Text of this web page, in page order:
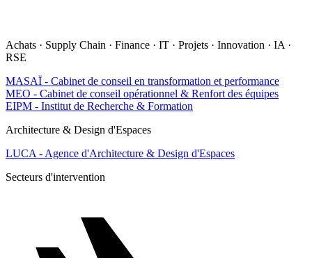
Achats · Supply Chain · Finance · IT · Projets · Innovation · IA ·
RSE
MASAÏ - Cabinet de conseil en transformation et performance
MEO - Cabinet de conseil opérationnel & Renfort des équipes
EIPM - Institut de Recherche & Formation
Architecture & Design d'Espaces
LUCA - Agence d'Architecture & Design d'Espaces
Secteurs d'intervention